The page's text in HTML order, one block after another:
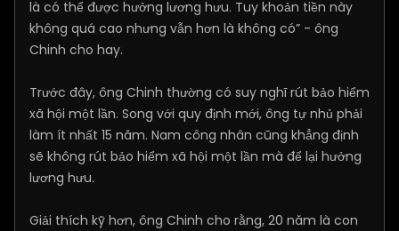
là có thể được hưởng lương hưu. Tuy khoản tiền này
không quá cao nhưng vẫn hơn là không có” - ông
Chinh cho hay.
Trước đây, ông Chinh thường có suy nghĩ rút bảo hiểm
xã hội một lần. Song với quy định mới, ông tự nhủ phải
làm ít nhất 15 năm. Nam công nhân cũng khẳng định
sẽ không rút bảo hiểm xã hội một lần mà để lại hưởng
lương hưu.
Giải thích kỹ hơn, ông Chinh cho rằng, 20 năm là con